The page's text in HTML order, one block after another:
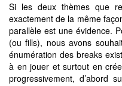
Si les deux thèmes que
exactement de la même
parallèle est une évidence.
(ou fills), nous avons
énumération des breaks
à en jouer et surtout en
progressivement, d’abord